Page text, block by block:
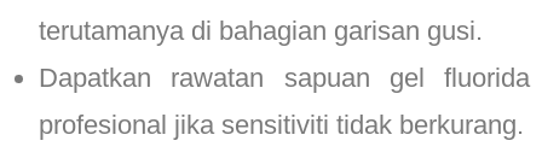
terutamanya di bahagian garisan gusi.
Dapatkan rawatan sapuan gel fluorida
profesional jika sensitiviti tidak berkurang.